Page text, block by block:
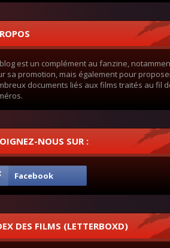
est un complément au fanzine,
sa promotion, mais également pour
documents liés aux films traités au fil
NOUS SUR :
DES FILMS (LETTERBOXD)